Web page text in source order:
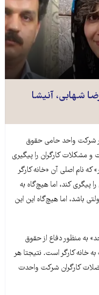
شهابی، آنیشا
شرکت واحد حامی حقوق
و مشکلات کارگران را پیگیری
که نام اصلی آن «خانه کارگر
پیگری کند، اما هیچ‌گاه به
باشد، اما هیچ‌گاه این این
به منظور دفاع از حقوق
خانه کارگر است. نتیجتا هر
کارگران شرکت واحدت